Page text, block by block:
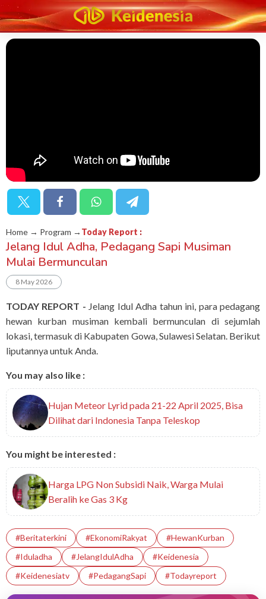
Home → Program → Today Report :
Jelang Idul Adha, Pedagang Sapi Musiman
Mulai Bermunculan
8 May 2026
TODAY REPORT - Jelang Idul Adha tahun ini, para pedagang
hewan kurban musiman kembali bermunculan di sejumlah
lokasi, termasuk di Kabupaten Gowa, Sulawesi Selatan. Berikut
liputannya untuk Anda.
You may also like :
Hujan Meteor Lyrid pada 21-22 April 2025, Bisa
Dilihat dari Indonesia Tanpa Teleskop
You might be interested :
Harga LPG Non Subsidi Naik, Warga Mulai
Beralih ke Gas 3 Kg
#beritaterkini #EkonomiRakyat
#HewanKurban
#iduladha
#JelangIdulAdha
#Keidenesia
#Keidenesiatv
#PedagangSapi #Todayreport